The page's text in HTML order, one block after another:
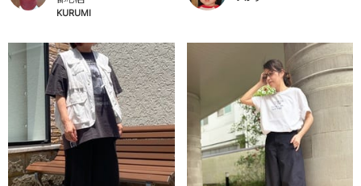
KURUMI